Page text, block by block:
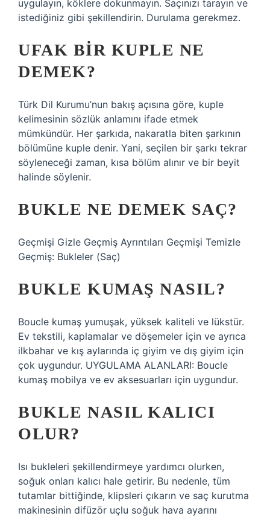
uygulayın, köklere dokunmayın. Saçınızı tarayın ve
istediğiniz gibi şekillendirin. Durulama gerekmez.
UFAK BIR KUPLE NE
DEMEK?
Türk Dil Kurumu’nun bakış açısına göre, kuple
kelimesinin sözlük anlamını ifade etmek
mümkündür. Her şarkıda, nakaratla biten şarkının
bölümüne kuple denir. Yani, seçilen bir şarkı tekrar
söyleneceği zaman, kısa bölüm alınır ve bir beyit
halinde söylenir.
BUKLE NE DEMEK SAÇ?
Geçmişi Gizle Geçmiş Ayrıntıları Geçmişi Temizle
Geçmiş: Bukleler (Saç)
BUKLE KUMAŞ NASIL?
Boucle kumaş yumuşak, yüksek kaliteli ve lükstür.
Ev tekstili, kaplamalar ve döşemeler için ve ayrıca
ilkbahar ve kış aylarında iç giyim ve dış giyim için
çok uygundur. UYGULAMA ALANLARI: Boucle
kumaş mobilya ve ev aksesuarları için uygundur.
BUKLE NASIL KALICI
OLUR?
Isı bukleleri şekillendirmeye yardımcı olurken,
soğuk onları kalıcı hale getirir. Bu nedenle, tüm
tutamlar bittiğinde, klipsleri çıkarın ve saç kurutma
makinesinin difüzör uçlu soğuk hava ayarını